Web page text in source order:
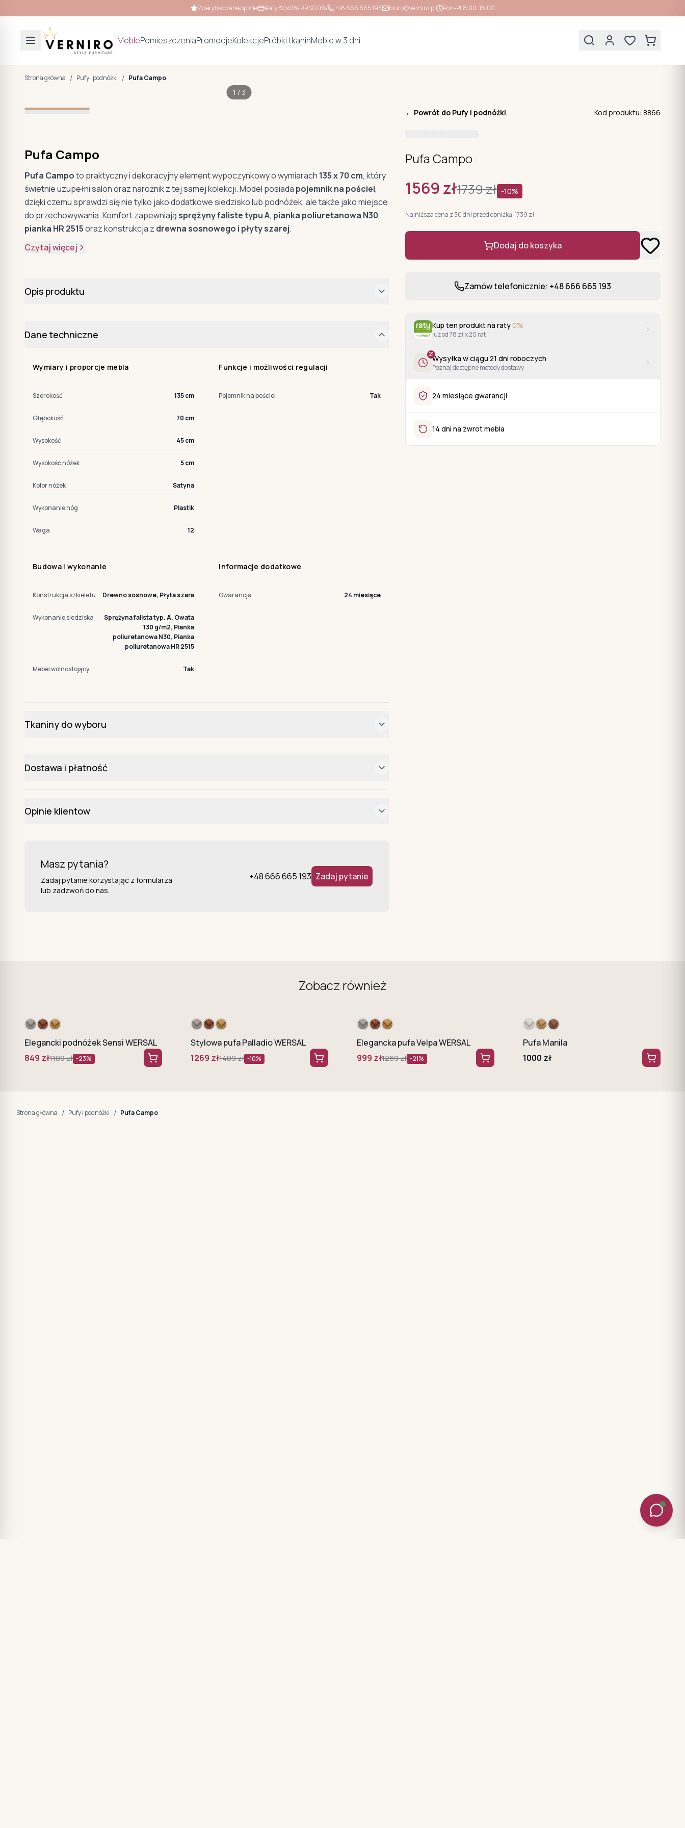
Zweryfikowane opinie Raty 30x0% RRSO 0% +48 666 665 193 biuro@verniro.pl Pon-Pt 8:00-16:00
MeblePomieszczeniaPromocjeKolekcjePróbki tkaninMeble w 3 dni
Strona główna / Pufy i podnóżki / Pufa Campo
1 / 3
Pufa Campo
Pufa Campoto praktyczny i dekoracyjny element wypoczynkowy o wymiarach 135 x 70 cm, który
świetnie uzupełni salon oraz narożnik z tej samej kolekcji. Model posiada pojemnik na pościel,
dzięki czemu sprawdzi się nie tylko jako dodatkowe siedzisko lub podnóżek, ale także jako miejsce
do przechowywania. Komfort zapewniająsprężyny faliste typu A, pianka poliuretanowa N30,
pianka HR 2515oraz konstrukcja z drewna sosnowego i płyty szarej.
Czytaj więcej
Opis produktu
Dane techniczne
Wymiary i proporcje mebla
Szerokość 135 cm
Głębokość 70 cm
Wysokość 45 cm
Wysokość nóżek 5 cm
Kolor nóżek Satyna
Wykonanie nóg Plastik
Waga 12
Funkcje i możliwości regulacji
Pojemnik na pościel Tak
Budowa i wykonanie
Konstrukcja szkieletu Drewno sosnowe, Płyta szara
Wykonanie siedziska
Sprężyna falista typ. A, Owata
130 g/m2, Pianka
poliuretanowa N30, Pianka
poliuretanowa HR 2515
Mebel wolnostojący Tak
Informacje dodatkowe
Gwarancja 24 miesiące
Tkaniny do wyboru
Dostawa i płatność
Opinie klientow
Masz pytania?
Zadaj pytanie korzystając z formularza
lub zadzwoń do nas.
+48 666 665 193 Zadaj pytanie
← Powrót do Pufy i podnóżki Kod produktu: 8866
Pufa Campo
1569 zł1739zł -10%
Najniższa cena z 30 dni przed obniżką:1739 zł
Dodaj do koszyka
Zamów telefonicznie: +48 666 665 193
Kup ten produkt na raty0%
już od 78 zł x 20 rat
21Wysyłka w ciągu 21 dni roboczych
Poznaj dostępne metody dostawy
24 miesiące gwarancji
14 dni na zwrot mebla
Zobacz również
Elegancki podnóżek Sensi WERSAL
849 zł1109zł -23%
Stylowa pufa Palladio WERSAL
1269 zł1409zł -10%
Elegancka pufa Velpa WERSAL
999 zł1269zł -21%
Pufa Manila
1000 zł
Strona główna / Pufy i podnóżki / Pufa Campo